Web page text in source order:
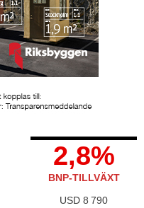
2,8%
BNP-TILLVÄXT
USD 8 790